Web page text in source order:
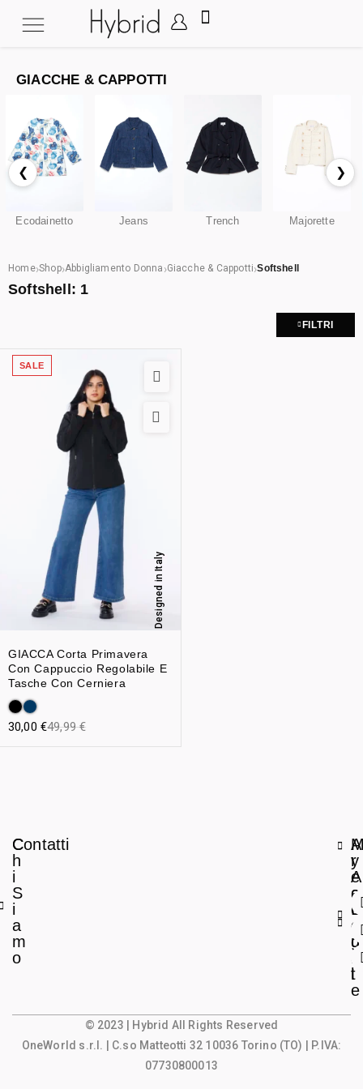
GIACCHE & CAPPOTTI
❮
Ecodainetto Jeans Trench Majorette
❯
Home›Shop›Abbigliamento Donna ›Giacche & Cappotti›Softshell
Softshell: 1
FILTRI
SALE
GIACCA Corta Primavera
Con Cappuccio Regolabile E
Tasche Con Cerniera
Designed in Italy
49,99€
30,00 €
C
h
i
S
i
a
m
o
Contatti
A
r
e
a
L
e
g
l
e
y
A
c
c
o
u
t
© 2023 | Hybrid All Rights Reserved
OneWorld s.r.l.
| C.so Matteotti 32 10036 Torino (TO) | P.IVA:
07730800013